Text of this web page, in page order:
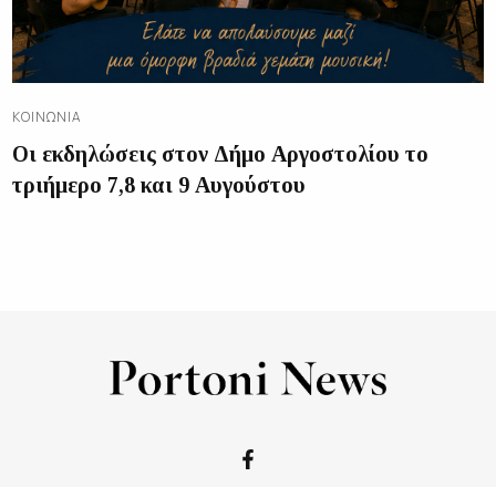
ΚΟΙΝΩΝΊΑ
Οι εκδηλώσεις στον Δήμο Αργοστολίου το
τριήμερο 7,8 και 9 Αυγούστου